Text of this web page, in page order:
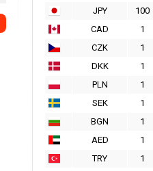
JPY
100
CAD
1
CZK
1
DKK
1
PLN
1
SEK
1
BGN
1
AED
1
TRY
1